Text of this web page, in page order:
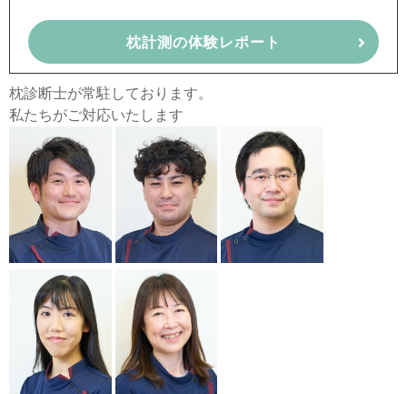
枕計測の体験レポート
枕診断士が常駐しております。
私たちがご対応いたします